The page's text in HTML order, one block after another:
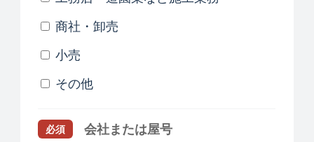
商社・卸売
小売
その他
必須 会社または屋号